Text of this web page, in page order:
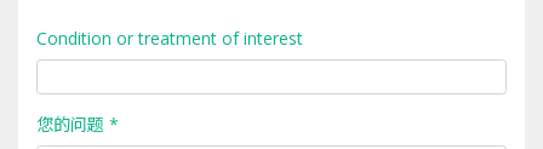
Condition or treatment of interest
您的问题 *